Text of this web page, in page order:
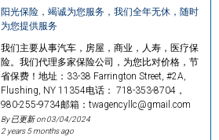
阳光保险，竭诚为您服务，我们全年无休，随时
为您提供服务
我们主要从事汽车，房屋，商业，人寿，医疗保
险。我们代理多家保险公司，为您比对价格，节
省保费！地址：33-38 Farrington Street, #2A,
Flushing, NY 11354电话： 718-353-8704，
980-255-9734邮箱：twagencyllc@gmail.com
By 已更新 on03/04/2024
2 years 5 months ago